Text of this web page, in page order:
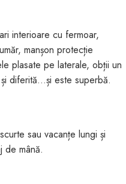
interioare cu fermoar,
manșon protecție
plasate pe laterale, obții un
diferită…și este superbă.
sau vacanțe lungi și
de mână.